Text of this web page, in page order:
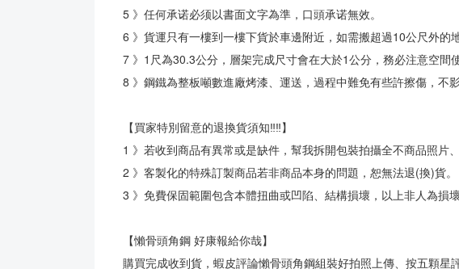
5 》任何承诺必须以書面文字為準，口頭承诺無效。
6 》貨運只有一樓到一樓下貨於車邊附近，如需搬超過10公尺外的
7 》1尺為30.3公分，層架完成尺寸會在大於1公分，務必注意空間使
8 》鋼鐵為整板噸數進廠烤漆、運送，過程中難免有些許擦傷，不
【買家特別留意的退換貨須知‼‼】
1 》若收到商品有異常或是缺件，幫我拆開包裝拍攝全不商品照片
2 》客製化的特殊訂製商品若非商品本身的問題，恕無法退(換)貨。
3 》免費保固範圍包含本體扭曲或凹陷、結構損壞，以上非人為損
【懶骨頭角鋼 好康報給你哉】
購買完成收到貨，蝦皮評論懶骨頭角鋼組裝好拍照上傳、按五顆星